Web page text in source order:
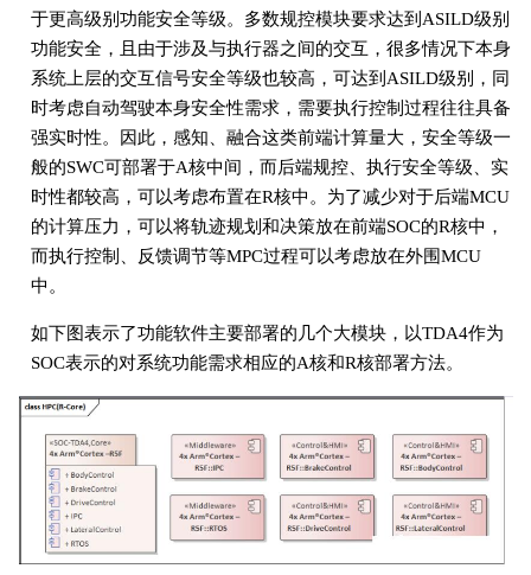
于更高级别功能安全等级。多数规控模块要求达到ASILD级别
功能安全，且由于涉及与执行器之间的交互，很多情况下本身
系统上层的交互信号安全等级也较高，可达到ASILD级别，同
时考虑自动驾驶本身安全性需求，需要执行控制过程往往具备
强实时性。因此，感知、融合这类前端计算量大，安全等级一
般的SWC可部署于A核中间，而后端规控、执行安全等级、实
时性都较高，可以考虑布置在R核中。为了减少对于后端MCU
的计算压力，可以将轨迹规划和决策放在前端SOC的R核中，
而执行控制、反馈调节等MPC过程可以考虑放在外围MCU
中。
如下图表示了功能软件主要部署的几个大模块，以TDA4作为
SOC表示的对系统功能需求相应的A核和R核部署方法。